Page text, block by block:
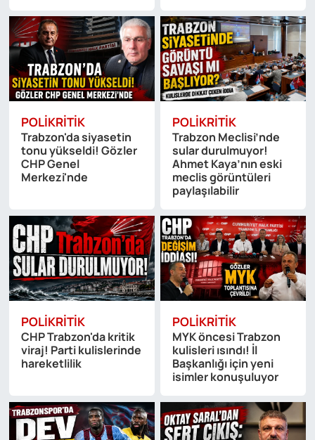
POLIKRITIK
Trabzon'da siyasetin
tonu yükseldi! Gözler
CHP Genel
Merkezi'nde
POLIKRITIK
Trabzon Meclisi’nde
sular durulmuyor!
Ahmet Kaya’nın eski
meclis görüntüleri
paylaşılabilir
POLIKRITIK
CHP Trabzon'da kritik
viraj! Parti kulislerinde
hareketlilik
POLIKRITIK
MYK öncesi Trabzon
kulisleri ısındı! İl
Başkanlığı için yeni
isimler konuşuluyor